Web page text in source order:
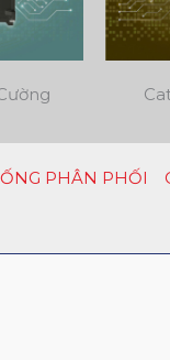
PHÂN PHỐI